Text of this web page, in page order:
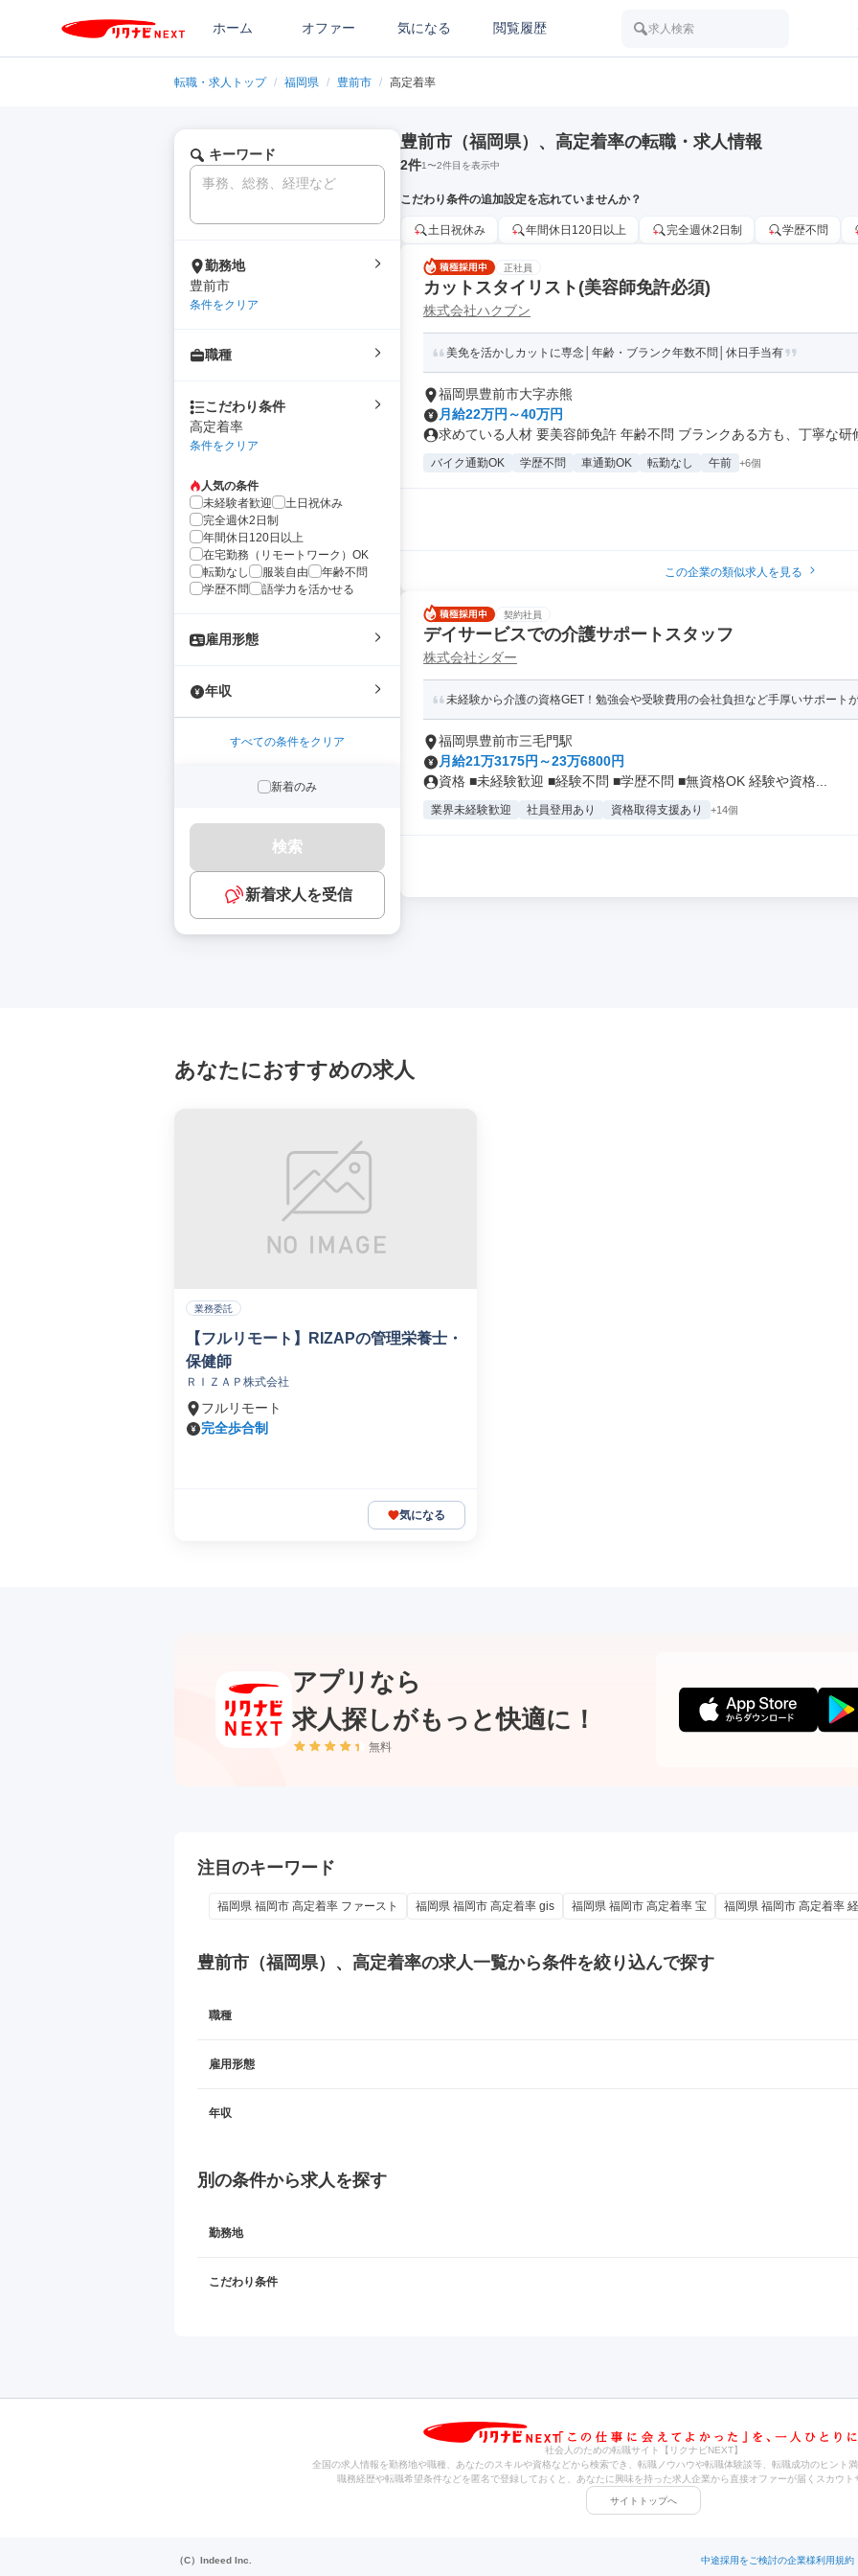
ホーム オファー 気になる 閲覧履歴 求人検索
転職・求人トップ / 福岡県 / 豊前市 / 高定着率
キーワード
勤務地
豊前市
条件をクリア
職種
こだわり条件
高定着率
条件をクリア
人気の条件
未経験者歓迎
土日祝休み
完全週休2日制
年間休日120日以上
在宅勤務（リモートワーク）OK
転勤なし
服装自由
年齢不問
学歴不問
語学力を活かせる
雇用形態
年収
すべての条件をクリア
新着のみ
検索
新着求人を受信
豊前市（福岡県）、高定着率の転職・求人情報
2件1〜2件目を表示中
こだわり条件の追加設定を忘れていませんか？
土日祝休み 年間休日120日以上 完全週休2日制 学歴不問
正社員
カットスタイリスト(美容師免許必須)
株式会社ハクブン
美免を活かしカットに専念│年齢・ブランク年数不問│休日手当有
福岡県豊前市大字赤熊
月給22万円～40万円
求めている人材 要美容師免許 年齢不問 ブランクある方も、丁寧な研
バイク通勤OK 学歴不問 車通勤OK 転勤なし 午前 +6個
この企業の類似求人を見る
契約社員
デイサービスでの介護サポートスタッフ
株式会社シダー
未経験から介護の資格GET！勉強会や受験費用の会社負担など手厚いサポート
福岡県豊前市三毛門駅
月給21万3175円～23万6800円
資格 ■未経験歓迎 ■経験不問 ■学歴不問 ■無資格OK 経験や資格...
業界未経験歓迎 社員登用あり 資格取得支援あり +14個
あなたにおすすめの求人
業務委託
【フルリモート】RIZAPの管理栄養士・
保健師
ＲＩＺＡＰ株式会社
フルリモート
完全歩合制
気になる
アプリなら
求人探しがもっと快適に！
無料
注目のキーワード
福岡県 福岡市 高定着率 ファースト 福岡県 福岡市 高定着率 gis 福岡県 福岡市 高定着率 宝 福岡県 福岡市 高定着率
豊前市（福岡県）、高定着率の求人一覧から条件を絞り込んで探す
職種
雇用形態
年収
別の条件から求人を探す
勤務地
こだわり条件
社会人のための転職サイト【リクナビNEXT】
全国の求人情報を勤務地や職種、あなたのスキルや資格などから検索でき、転職ノウハウや転職体験談等、転職成功のヒント
職務経歴や転職希望条件などを匿名で登録しておくと、あなたに興味を持った求人企業から直接オファーが届くスカウト
サイトトップへ
（C）Indeed Inc. 中途採用をご検討の企業様利用規約